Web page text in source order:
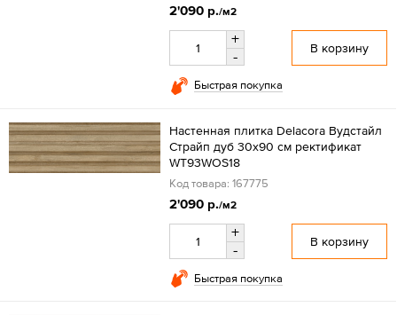
2'090 р./м2
+
-
В корзину
Быстрая покупка
Настенная плитка Delacora Вудстайл
Страйп дуб 30x90 см ректификат
WT93WOS18
Код товара: 167775
2'090 р./м2
+
-
В корзину
Быстрая покупка